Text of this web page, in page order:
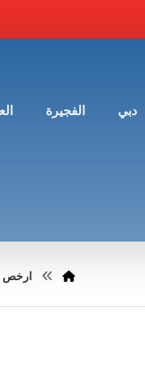
دبي الفجيرة
ارخص